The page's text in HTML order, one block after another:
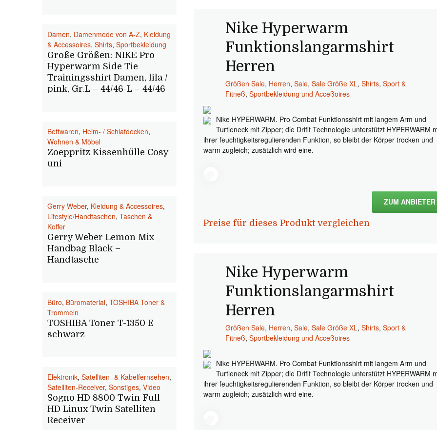
Nike Hyperwarm
Funktionslangarmshirt
Herren
Größen Sale, Herren,Sale,Sale Größe XL,Shirts,Sport &
Fitneß,Sportbekleidung und Acceßoires
Nike HYPERWARM. Pro Combat Funktionsshirt mit langem Arm und
Turtleneck mit Zipper; die Drifit Technologie unterstützt HYPERWARM
ihrer feuchtigkeitsregulierenden Funktion, so bleibt der Körper trocken und
warm zugleich; zusätzlich wird eine.
ZUM ANBIETER
Preise für dieses Produkt vergleichen
Nike Hyperwarm
Funktionslangarmshirt
Herren
Größen Sale, Herren,Sale,Sale Größe XL,Shirts,Sport &
Fitneß,Sportbekleidung und Acceßoires
Nike HYPERWARM. Pro Combat Funktionsshirt mit langem Arm und
Turtleneck mit Zipper; die Drifit Technologie unterstützt HYPERWARM
ihrer feuchtigkeitsregulierenden Funktion, so bleibt der Körper trocken und
warm zugleich; zusätzlich wird eine.
Damen, Damenmode von A-Z, Kleidung
& Accessoires, Shirts, Sportbekleidung
Große Größen: NIKE Pro
Hyperwarm Side Tie
Trainingsshirt Damen, lila /
pink, Gr.L – 44/46-L – 44/46
Bettwaren, Heim- / Schlafdecken,
Wohnen & Möbel
Zoeppritz Kissenhülle Cosy
uni
Gerry Weber, Kleidung & Accessoires,
Lifestyle/Handtaschen, Taschen &
Koffer
Gerry Weber Lemon Mix
Handbag Black –
Handtasche
Büro, Büromaterial, TOSHIBA Toner &
Trommeln
TOSHIBA Toner T-1350 E
schwarz
Elektronik, Satelliten- & Kabelfernsehen,
Satelliten-Receiver, Sonstiges, Video
Sogno HD 8800 Twin Full
HD Linux Twin Satelliten
Receiver